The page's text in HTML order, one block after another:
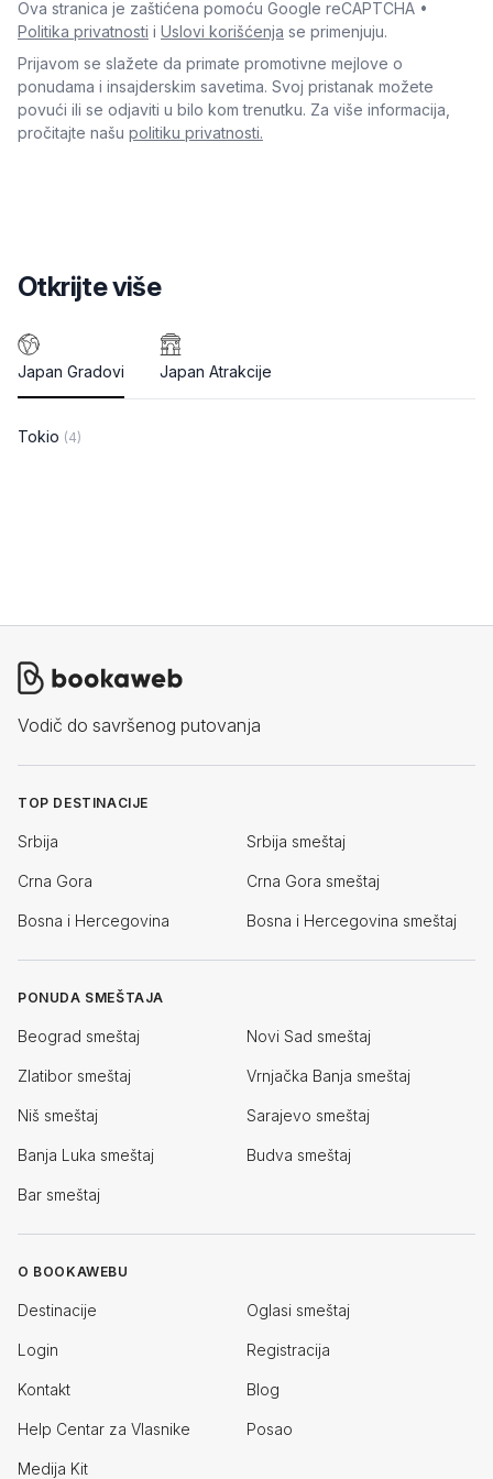
Ova stranica je zaštićena pomoću Google reCAPTCHA •
Politika privatnosti i Uslovi korišćenja se primenjuju.
Prijavom se slažete da primate promotivne mejlove o
ponudama i insajderskim savetima. Svoj pristanak možete
povući ili se odjaviti u bilo kom trenutku. Za više informacija,
pročitajte našu politiku privatnosti.
Otkrijte više
Japan Gradovi Japan Atrakcije
Tokio (4)
Vodič do savršenog putovanja
TOP DESTINACIJE
Srbija Srbija smeštaj
Crna Gora Crna Gora smeštaj
Bosna i Hercegovina Bosna i Hercegovina smeštaj
PONUDA SMEŠTAJA
Beograd smeštaj Novi Sad smeštaj
Zlatibor smeštaj Vrnjačka Banja smeštaj
Niš smeštaj Sarajevo smeštaj
Banja Luka smeštaj Budva smeštaj
Bar smeštaj
O BOOKAWEBU
Destinacije Oglasi smeštaj
Login Registracija
Kontakt Blog
Help Centar za Vlasnike Posao
Medija Kit